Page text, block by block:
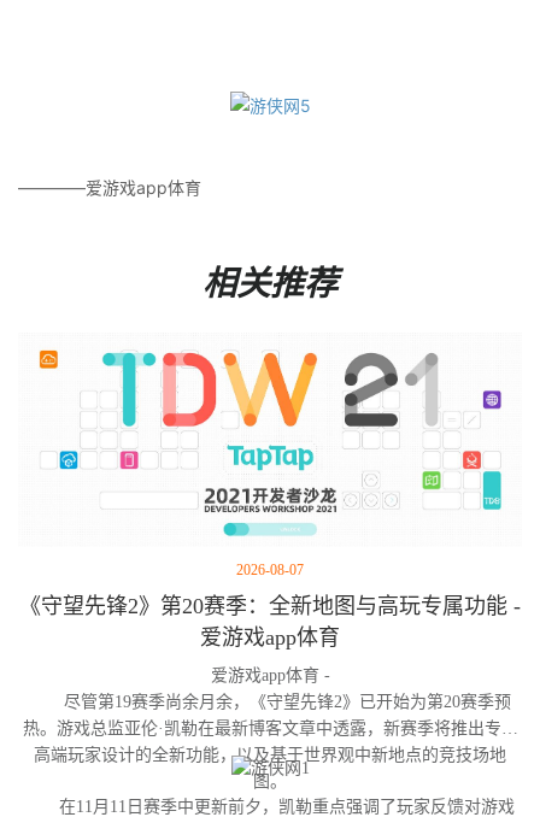
————爱游戏app体育
相关推荐
2026-08-07
《守望先锋2》第20赛季：全新地图与高玩专属功能 -
爱游戏app体育
爱游戏app体育 -
尽管第19赛季尚余月余，《守望先锋2》已开始为第20赛季预
热。游戏总监亚伦·凯勒在最新博客文章中透露，新赛季将推出专为
高端玩家设计的全新功能，以及基于世界观中新地点的竞技场地
图。
在11月11日赛季中更新前夕，凯勒重点强调了玩家反馈对游戏